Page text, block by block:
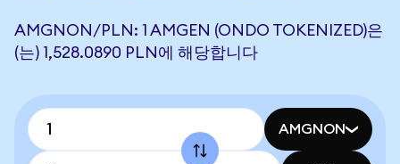
AMGNON/PLN: 1 AMGEN (ONDO TOKENIZED)은
(는) 1,528.0890 PLN에 해당합니다
AMGNON